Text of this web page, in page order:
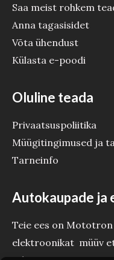
Saa meist rohkem
Anna tagasisidet
Võta ühendust
Külasta e-poodi
Oluline teada
Privaatsuspoliitika
Müügitingimused ja
Tarneinfo
Autokaupade ja
Teie ees on
elektroonikat müüv